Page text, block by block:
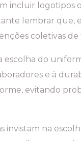
incluir
lembrar que,
coletivas de
do
e à
evitando
invistam na